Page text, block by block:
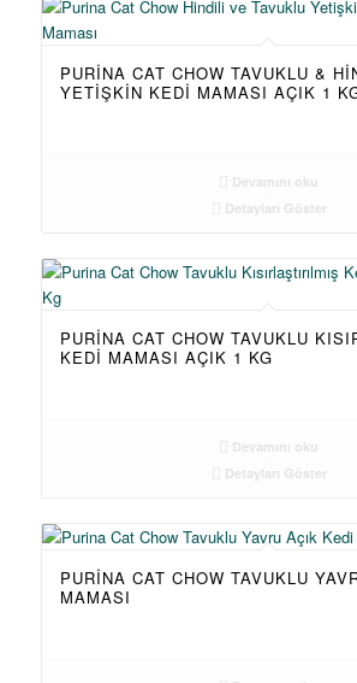
PURINA CAT CHOW TAVUKLU &
YETIŞKIN KEDI MAMASI AÇIK 1
Devamını oku
Detayları Göster
PURINA CAT CHOW TAVUKLU
KEDI MAMASI AÇIK 1 KG
Devamını oku
Detayları Göster
PURINA CAT CHOW TAVUKLU
MAMASI